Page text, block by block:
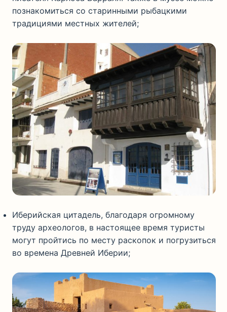
познакомиться со старинными рыбацкими
традициями местных жителей;
Иберийская цитадель, благодаря огромному
труду археологов, в настоящее время туристы
могут пройтись по месту раскопок и погрузиться
во времена Древней Иберии;